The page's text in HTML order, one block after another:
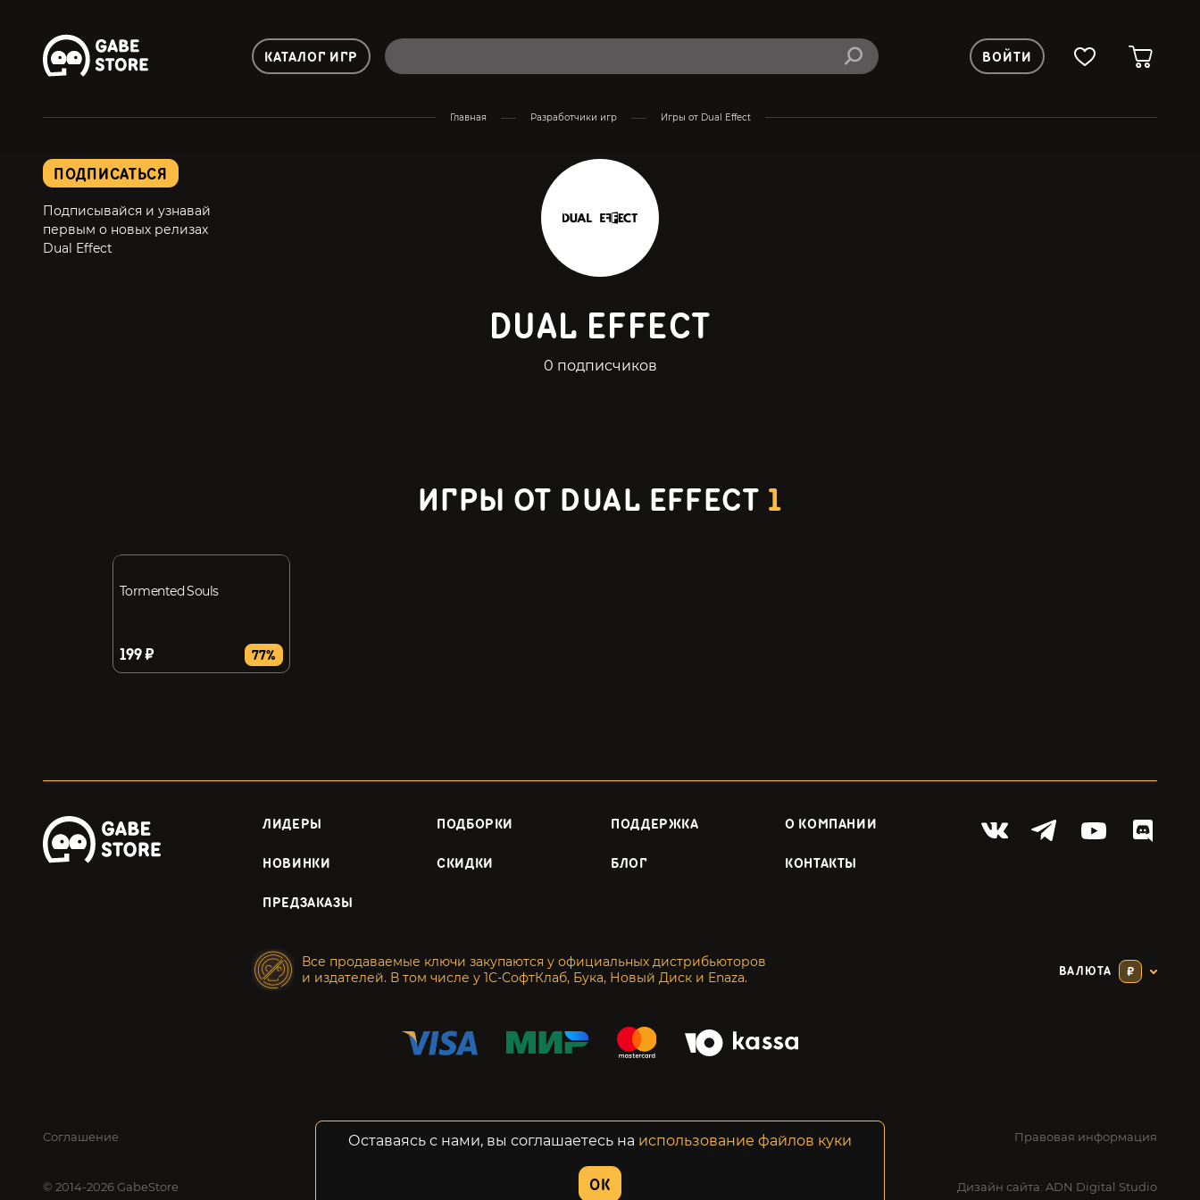
КАТАЛОГ ИГР ВОЙТИ
Главная Разработчики игр Игры от Dual Effect
ПОДПИСАТЬСЯ
Подписывайся и узнавай
первым о новых релизах
Dual Effect
DUAL EFFECT
0 подписчиков
ИГРЫ ОТ DUAL EFFECT 1
Tormented Souls
199 ₽ 77%
ЛИДЕРЫ ПОДБОРКИ ПОДДЕРЖКА О КОМПАНИИ
НОВИНКИ СКИДКИ БЛОГ КОНТАКТЫ
ПРЕДЗАКАЗЫ
Все продаваемые ключи закупаются у официальных дистрибьюторов
и издателей. В том числе у 1С-СофтКлаб, Бука, Новый Диск и Enaza.
ВАЛЮТА ₽
Соглашение Конфиденциальность Возвраты Правовая информация
© 2014-2026 GabeStore Дизайн сайта: ADN Digital Studio
Оставаясь с нами, вы соглашаетесь на использование файлов куки
OK